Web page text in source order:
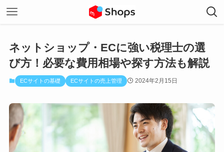
ネットショップ・ECに強い税理士の選
び方！必要な費用相場や探す方法も解説
ECサイトの基礎 ECサイトの売上管理 2024年2月15日